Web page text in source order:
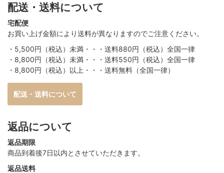
配送・送料について
宅配便
お買い上げ金額により送料が異なりますのでご注意ください。
・5,500円（税込）未満・・・送料880円（税込）全国一律
・8,800円（税込）未満・・・送料550円（税込）全国一律
・8,800円（税込）以上・・・送料無料（全国一律）
配送・送料について
返品について
返品期限
商品到着後7日以内とさせていただきます。
返品送料